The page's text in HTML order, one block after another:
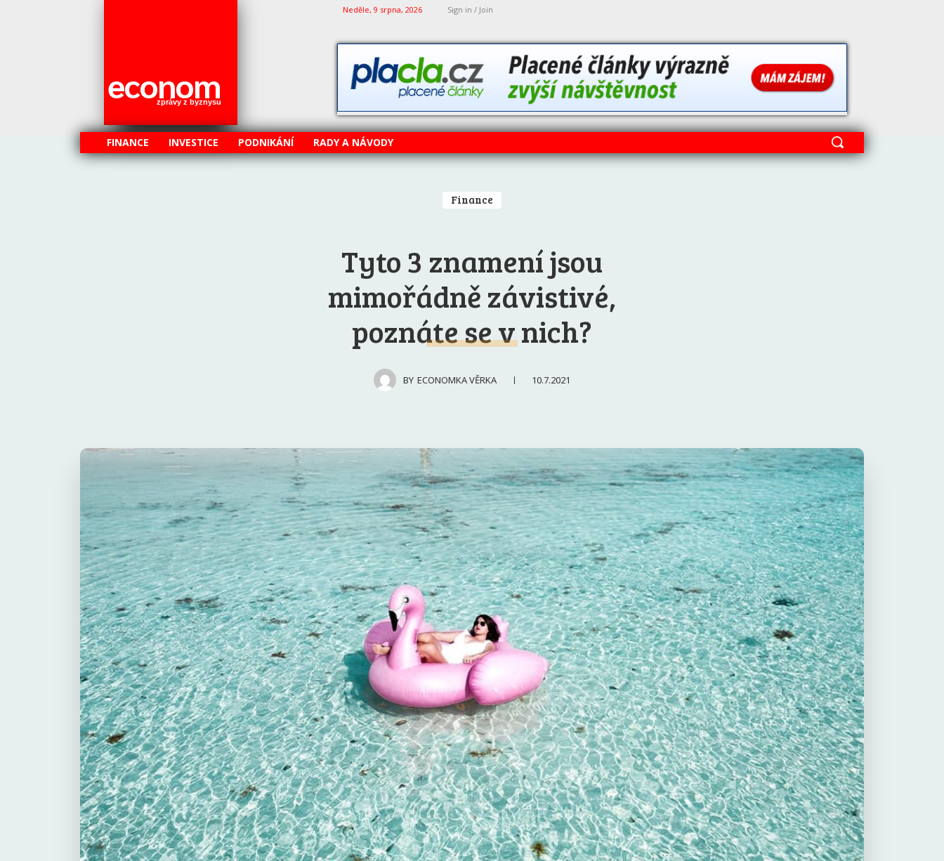
Neděle, 9 srpna, 2026 Sign in / Join
econom
zprávy z byznysu
FINANCE INVESTICE PODNIKÁNÍ RADY A NÁVODY
Finance
Tyto 3 znamení jsou
mimořádně závistivé,
poznáte se v nich?
BY ECONOMKA VĚRKA 10.7.2021